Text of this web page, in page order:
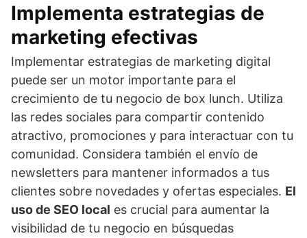
Implementa estrategias de
marketing efectivas
Implementar estrategias de marketing digital
puede ser un motor importante para el
crecimiento de tu negocio de box lunch. Utiliza
las redes sociales para compartir contenido
atractivo, promociones y para interactuar con tu
comunidad. Considera también el envío de
newsletters para mantener informados a tus
clientes sobre novedades y ofertas especiales. El
uso de SEO local es crucial para aumentar la
visibilidad de tu negocio en búsquedas